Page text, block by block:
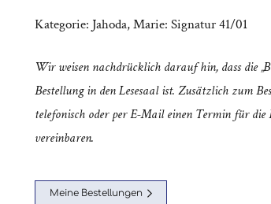
Kategorie: Jahoda, Marie: Signatur 41/01
Wir weisen nachdrücklich darauf hin, dass die
Bestellung in den Lesesaal ist. Zusätzlich zum
telefonisch oder per E-Mail einen Termin für
vereinbaren.
Meine Bestellungen